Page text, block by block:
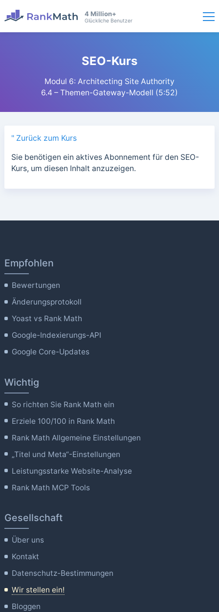
4 Million+
Glückliche Benutzer
SEO-Kurs
Modul 6: Architecting Site Authority
6.4 – Themen-Gateway-Modell (5:52)
" Zurück zum Kurs
Sie benötigen ein aktives Abonnement für den SEO-
Kurs, um diesen Inhalt anzuzeigen.
Empfohlen
Bewertungen
Änderungsprotokoll
Yoast vs Rank Math
Google-Indexierungs-API
Google Core-Updates
Wichtig
So richten Sie Rank Math ein
Erziele 100/100 in Rank Math
Rank Math Allgemeine Einstellungen
„Titel und Meta“-Einstellungen
Leistungsstarke Website-Analyse
Rank Math MCP Tools
Gesellschaft
Über uns
Kontakt
Datenschutz-Bestimmungen
Wir stellen ein!
Bloggen